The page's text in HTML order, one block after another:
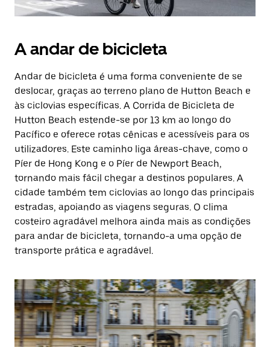
A andar de bicicleta
Andar de bicicleta é uma forma conveniente de se
deslocar, graças ao terreno plano de Hutton Beach e
às ciclovias específicas. A Corrida de Bicicleta de
Hutton Beach estende-se por 13 km ao longo do
Pacífico e oferece rotas cênicas e acessíveis para os
utilizadores. Este caminho liga áreas-chave, como o
Píer de Hong Kong e o Píer de Newport Beach,
tornando mais fácil chegar a destinos populares. A
cidade também tem ciclovias ao longo das principais
estradas, apoiando as viagens seguras. O clima
costeiro agradável melhora ainda mais as condições
para andar de bicicleta, tornando-a uma opção de
transporte prática e agradável.